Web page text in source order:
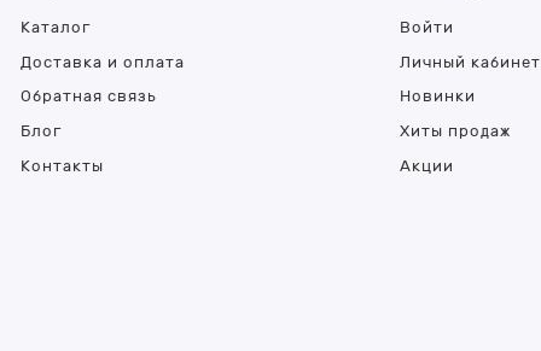
Каталог
Доставка и оплата
Обратная связь
Блог
Контакты
Войти
Личный кабинет
Новинки
Хиты продаж
Акции